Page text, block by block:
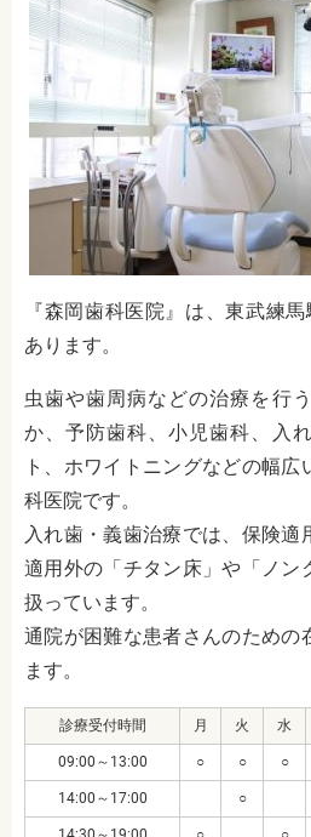
『森岡歯科医院』は、東武練
あります。
虫歯や歯周病などの治療を行
か、予防歯科、小児歯科、入
ト、ホワイトニングなどの幅
科医院です。
入れ歯・義歯治療では、保険適
適用外の「チタン床」や「ノン
扱っています。
通院が困難な患者さんのための
ます。
診療受付時間 月 火 水
09:00～13:00 ○ ○ ○
14:00～17:00 ○